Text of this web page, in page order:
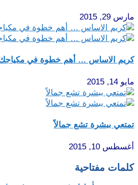
مارس 29, 2015
كريم الاساس … أهم خطوة في
مايو 14, 2015
تمتعي ببشرة تشع جمالاً
أغسطس 10, 2015
كلمات مفتاحية